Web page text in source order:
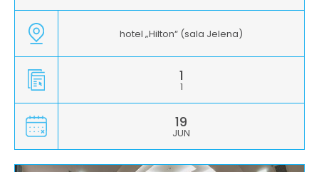
hotel „Hilton“ (sala Jelena)
1
1
19
JUN